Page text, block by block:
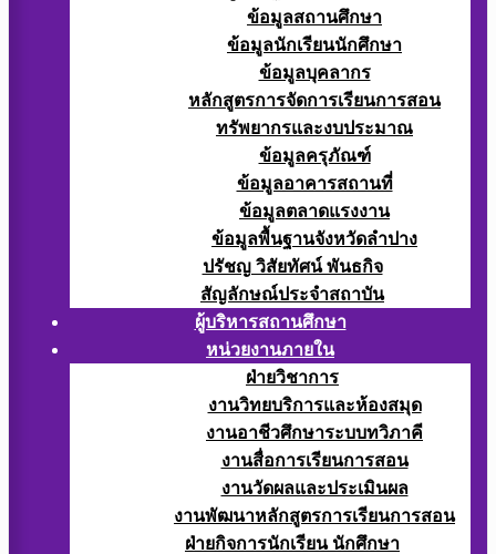
ข้อมูลสถานศึกษา
ข้อมูลนักเรียนนักศึกษา
ข้อมูลบุคลากร
หลักสูตรการจัดการเรียนการสอน
ทรัพยากรและงบประมาณ
ข้อมูลครุภัณฑ์
ข้อมูลอาคารสถานที่
ข้อมูลตลาดแรงงาน
ข้อมูลพื้นฐานจังหวัดลำปาง
ปรัชญ วิสัยทัศน์ พันธกิจ
สัญลักษณ์ประจำสถาบัน
ผู้บริหารสถานศึกษา
หน่วยงานภายใน
ฝ่ายวิชาการ
งานวิทยบริการและห้องสมุด
งานอาชีวศึกษาระบบทวิภาคี
งานสื่อการเรียนการสอน
งานวัดผลและประเมินผล
งานพัฒนาหลักสูตรการเรียนการสอน
ฝ่ายกิจการนักเรียน นักศึกษา